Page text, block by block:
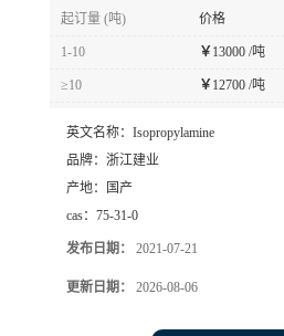
起订量 (吨) 价格
1-10 ￥ 13000 /吨
≥10 ￥ 12700 /吨
英文名称： Isopropylamine
品牌： 浙江建业
产地：
国产
cas： 75-31-0
发布日期： 2021-07-21
更新日期： 2026-08-06